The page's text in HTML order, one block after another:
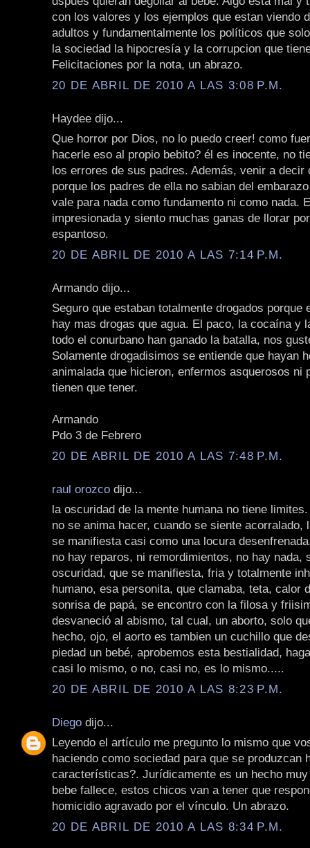
con los valores y los ejemplos que estan viendo
adultos y fundamentalmente los políticos que
la sociedad la hipocresía y la corrupcion que
Felicitaciones por la nota, un abrazo.
20 DE ABRIL DE 2010 A LAS 3:08 P.M.
Haydee dijo...
Que horror por Dios, no lo puedo creer! como
hacerle eso al propio bebito? él es inocente, no
los errores de sus padres. Además, venir a decir
porque los padres de ella no sabian del
vale para nada como fundamento ni como nada.
impresionada y siento muchas ganas de llorar
espantoso.
20 DE ABRIL DE 2010 A LAS 7:14 P.M.
Armando dijo...
Seguro que estaban totalmente drogados porque
hay mas drogas que agua. El paco, la cocaína y
todo el conurbano han ganado la batalla, nos
Solamente drogadisimos se entiende que hayan
animalada que hicieron, enfermos asquerosos ni
tienen que tener.
Armando
Pdo 3 de Febrero
20 DE ABRIL DE 2010 A LAS 7:48 P.M.
raul orozco dijo...
la oscuridad de la mente humana no tiene
no se anima hacer, cuando se siente acorralado,
se manifiesta casi como una locura
no hay reparos, ni remordimientos, no hay nada,
oscuridad, que se manifiesta, fria y totalmente
humano, esa personita, que clamaba, teta, calor
sonrisa de papá, se encontro con la filosa y
desvaneció al abismo, tal cual, un aborto, solo
hecho, ojo, el aorto es tambien un cuchillo que
piedad un bebé, aprobemos esta bestialidad,
casi lo mismo, o no, casi no, es lo mismo.....
20 DE ABRIL DE 2010 A LAS 8:23 P.M.
Diego dijo...
Leyendo el artículo me pregunto lo mismo que
haciendo como sociedad para que se produzcan
características?. Jurídicamente es un hecho
bebe fallece, estos chicos van a tener que
homicidio agravado por el vínculo. Un abrazo.
20 DE ABRIL DE 2010 A LAS 8:34 P.M.